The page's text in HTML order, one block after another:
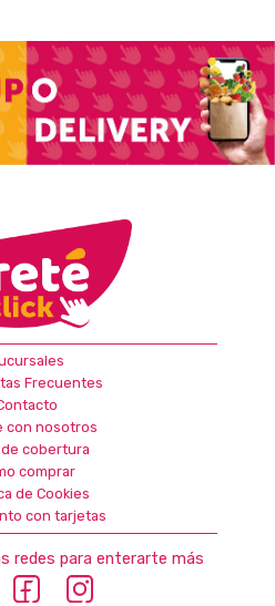
Frecuentes
con nosotros
de cobertura
comprar
de Cookies
con tarjetas
redes para enterarte más